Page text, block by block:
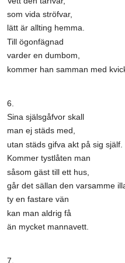
som vida ströfvar,
lätt är allting hemma.
Till ögonfägnad
varder en dumbom,
kommer han samman med
6.
Sina själsgåfvor skall
man ej städs med,
utan städs gifva akt på sig själf.
Kommer tystlåten man
såsom gäst till ett hus,
går det sällan den varsamme
ty en fastare vän
kan man aldrig få
än mycket mannavett.
7.